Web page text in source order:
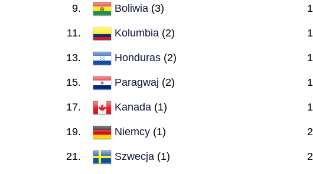
Boliwia (3)
Kolumbia (2)
Honduras (2)
Paragwaj (2)
Kanada (1)
Niemcy (1)
Szwecja (1)